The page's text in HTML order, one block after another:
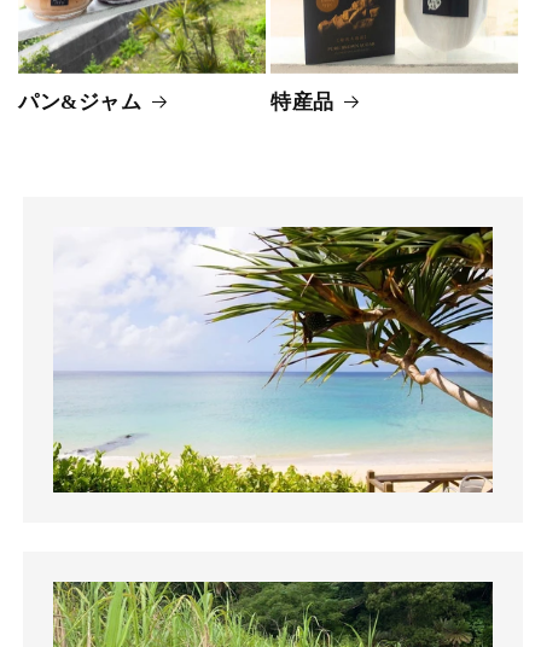
パン&ジャム 特産品